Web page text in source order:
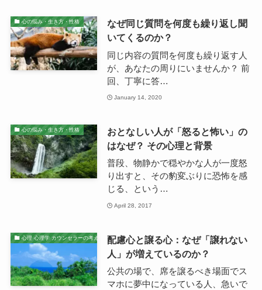
心の悩み・生き方・性格
なぜ同じ質問を何度も繰り返し聞
いてくるのか？
同じ内容の質問を何度も繰り返す人
が、あなたの周りにいませんか？ 前
回、丁寧に答…
January 14, 2020
心の悩み・生き方・性格
おとなしい人が「怒ると怖い」の
はなぜ？ その心理と背景
普段、物静かで穏やかな人が一度怒
り出すと、その豹変ぶりに恐怖を感
じる、という…
April 28, 2017
心理 心理学 カウンセラーの考え
配慮心と譲る心：なぜ「譲れない
人」が増えているのか？
公共の場で、席を譲るべき場面でス
マホに夢中になっている人、急いで